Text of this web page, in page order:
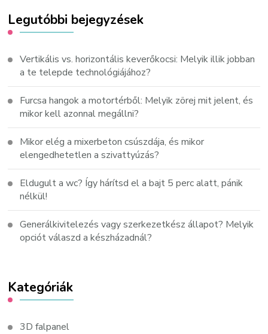
Legutóbbi bejegyzések
Vertikális vs. horizontális keverőkocsi: Melyik illik jobban
a te telepde technológiájához?
Furcsa hangok a motortérből: Melyik zörej mit jelent, és
mikor kell azonnal megállni?
Mikor elég a mixerbeton csúszdája, és mikor
elengedhetetlen a szivattyúzás?
Eldugult a wc? Így hárítsd el a bajt 5 perc alatt, pánik
nélkül!
Generálkivitelezés vagy szerkezetkész állapot? Melyik
opciót válaszd a készházadnál?
Kategóriák
3D falpanel